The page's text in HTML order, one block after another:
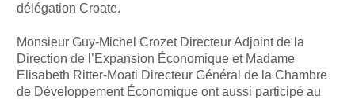
délégation Croate.
Monsieur Guy-Michel Crozet Directeur Adjoint de la
Direction de l’Expansion Économique et Madame
Elisabeth Ritter-Moati Directeur Général de la Chambre
de Développement Économique ont aussi participé au